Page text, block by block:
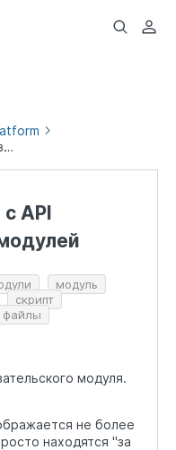
Ошибки при работе с API пользовательских модулей
API
модуль
скрипт
файлы
модуля.
не более
находятся "за